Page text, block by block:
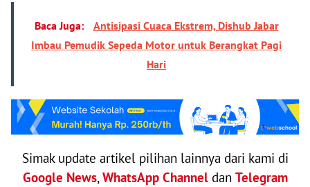
Baca Juga:
Antisipasi Cuaca Ekstrem, Dishub Jabar
Imbau Pemudik Sepeda Motor untuk Berangkat Pagi
Hari
Simak update artikel pilihan lainnya dari kami di
Google News,WhatsApp Channeldan Telegram